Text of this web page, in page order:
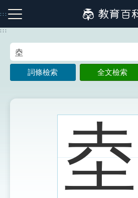
到
主
:::
注音索引圖示 筆畫索引圖示
:::
詞條檢索 全文檢索
坴